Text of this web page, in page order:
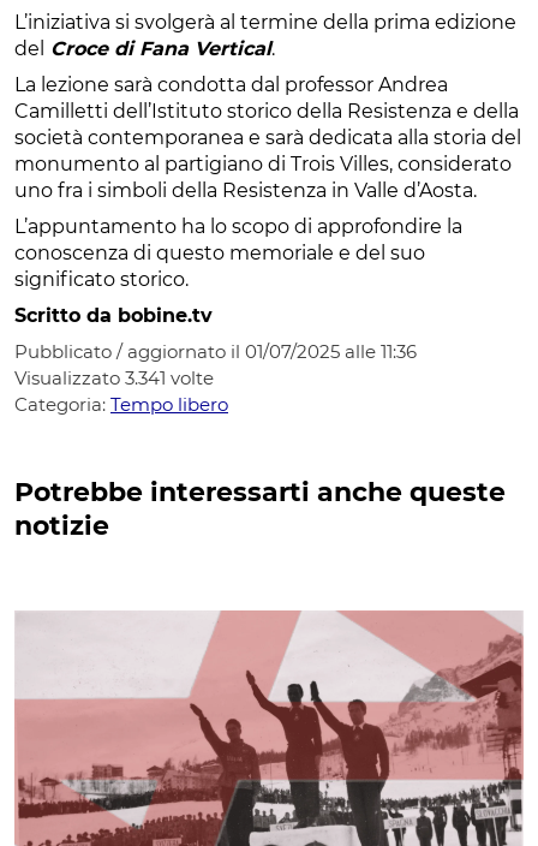
L’iniziativa si svolgerà al termine della prima edizione
del Croce di Fana Vertical.
La lezione sarà condotta dal professor Andrea
Camilletti dell’Istituto storico della Resistenza e della
società contemporanea e sarà dedicata alla storia del
monumento al partigiano di Trois Villes, considerato
uno fra i simboli della Resistenza in Valle d’Aosta.
L’appuntamento ha lo scopo di approfondire la
conoscenza di questo memoriale e del suo
significato storico.
Scritto da bobine.tv
Pubblicato / aggiornato il 01/07/2025 alle 11:36
Visualizzato 3.341 volte
Categoria: Tempo libero
Potrebbe interessarti anche queste
notizie